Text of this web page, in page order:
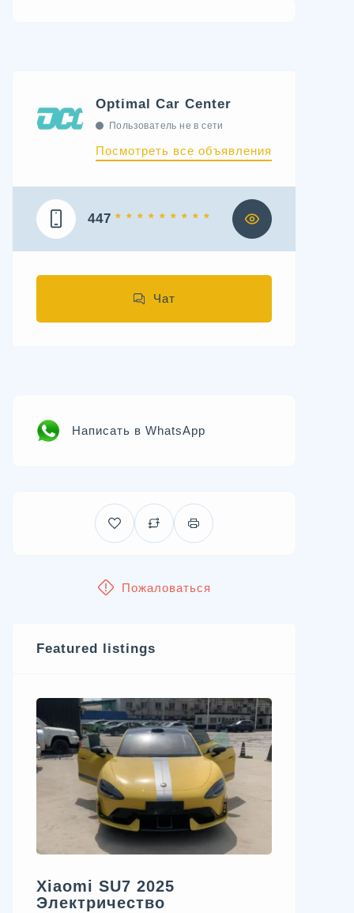
Optimal Car Center
Пользователь не в сети
Посмотреть все объявления
447 * * * * * * * * *
Чат
Написать в WhatsApp
Пожаловаться
Featured listings
Xiaomi SU7 2025
Электричество